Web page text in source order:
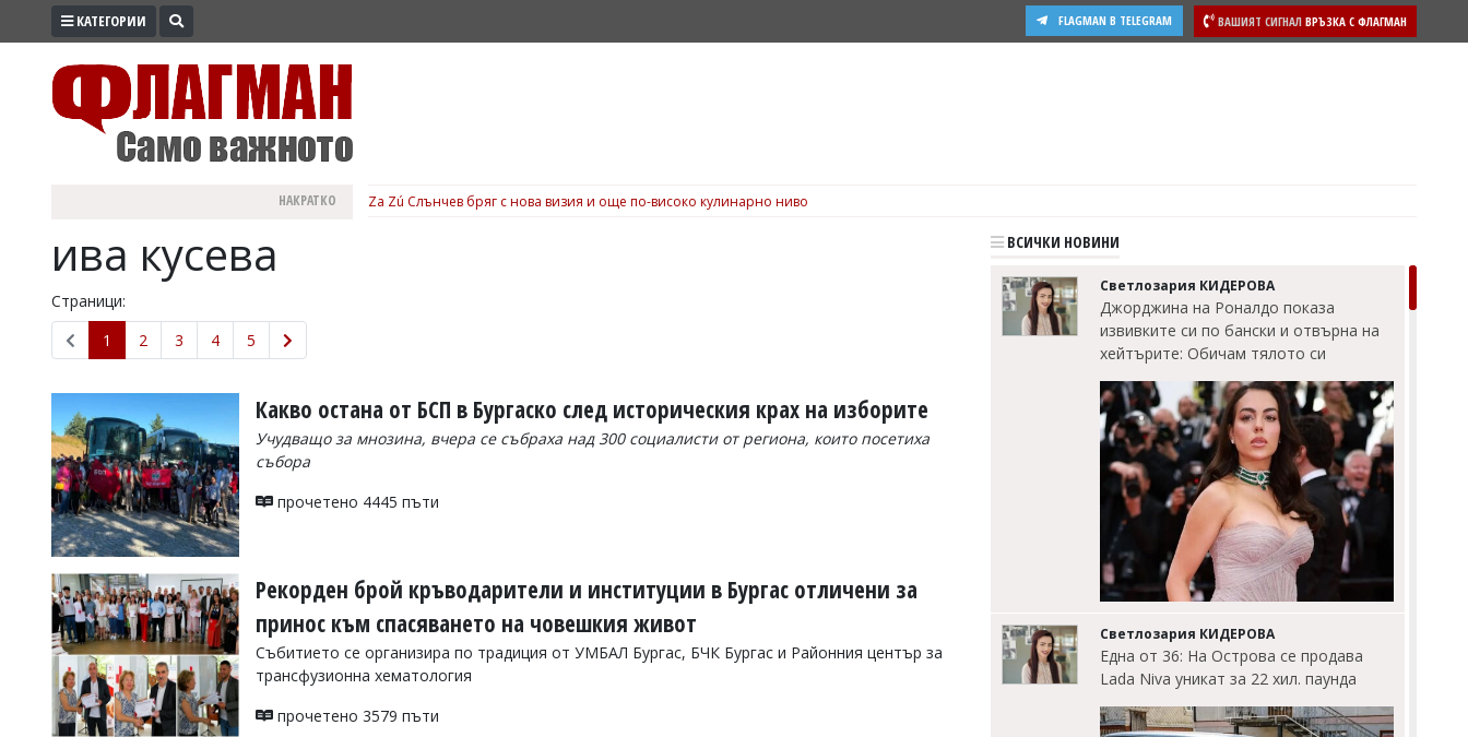
ПРОМО
ЗДРАВЕ
ПОЛИТИКА
ОБЩИНИ
ОБЩЕСТВО
ЛАЙФСТАЙЛ
ВОЙНАТА
УКРАЙНА
СПОРТ
РАЗСЛЕДВАНЕ
БИЗНЕС
Управители:
Веселин
Василев,
КАТЕГОРИИ ВАШИЯТ СИГНАЛ ВРЪЗКА С ФЛАГМАН
FLAGMAN В TELEGRAM
НАКРАТКО Za Zú Слънчев бряг с нова визия и още по-високо кулинарно ниво
ива кусева
Страници:
1
2 3 4 5
Какво остана от БСП в Бургаско след историческия крах на изборите
Учудващо за мнозина, вчера се събраха над 300 социалисти от региона, които посетиха
събора
прочетено 4445 пъти
Рекорден брой кръводарители и институции в Бургас отличени за
принос към спасяването на човешкия живот
Събитието се организира по традиция от УМБАЛ Бургас, БЧК Бургас и Районния център за
трансфузионна хематология
прочетено 3579 пъти
ВСИЧКИ НОВИНИ
Светлозария КИДЕРОВА
Джорджина на Роналдо показа
извивките си по бански и отвърна на
хейтърите: Обичам тялото си
Светлозария КИДЕРОВА
Една от 36: На Острова се продава
Lada Niva уникат за 22 хил. паунда